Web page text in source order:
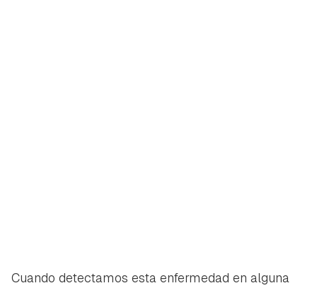
Cuando detectamos esta enfermedad en alguna